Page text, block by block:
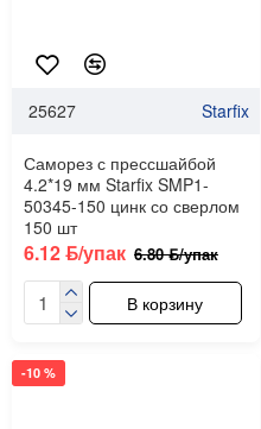
25627 Starfix
Саморез с прессшайбой
4.2*19 мм Starfix SMP1-
50345-150 цинк со сверлом
150 шт
6.12 ƃ/упак 6.80 ƃ/упак
В корзину
-10 %